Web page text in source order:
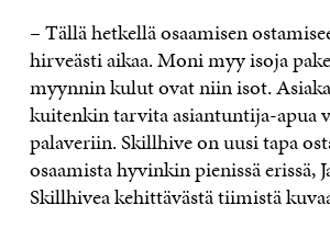
– Tällä hetkellä osaamisen
hirveästi aikaa. Moni myy isoja
myynnin kulut ovat niin isot.
kuitenkin tarvita asiantuntija-apua
palaveriin. Skillhive on uusi tapa
osaamista hyvinkin pienissä erissä,
Skillhivea kehittävästä tiimistä